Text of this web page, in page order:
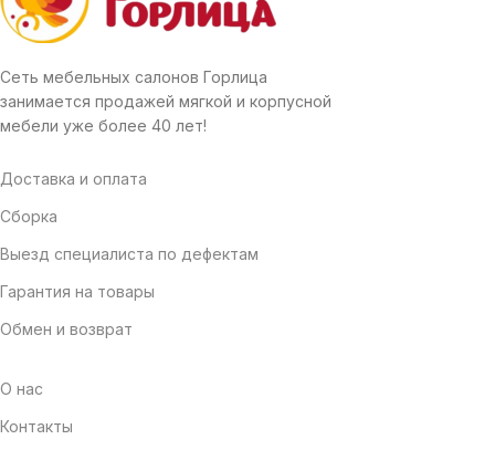
Сеть мебельных салонов Горлица
занимается продажей мягкой и корпусной
мебели уже более 40 лет!
Доставка и оплата
Сборка
Выезд специалиста по дефектам
Гарантия на товары
Обмен и возврат
О нас
Контакты